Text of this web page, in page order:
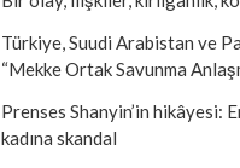
Türkiye, Suudi Arabistan ve
“Mekke Ortak Savunma
Prenses Shanyin’in hikâyesi:
kadına skandal